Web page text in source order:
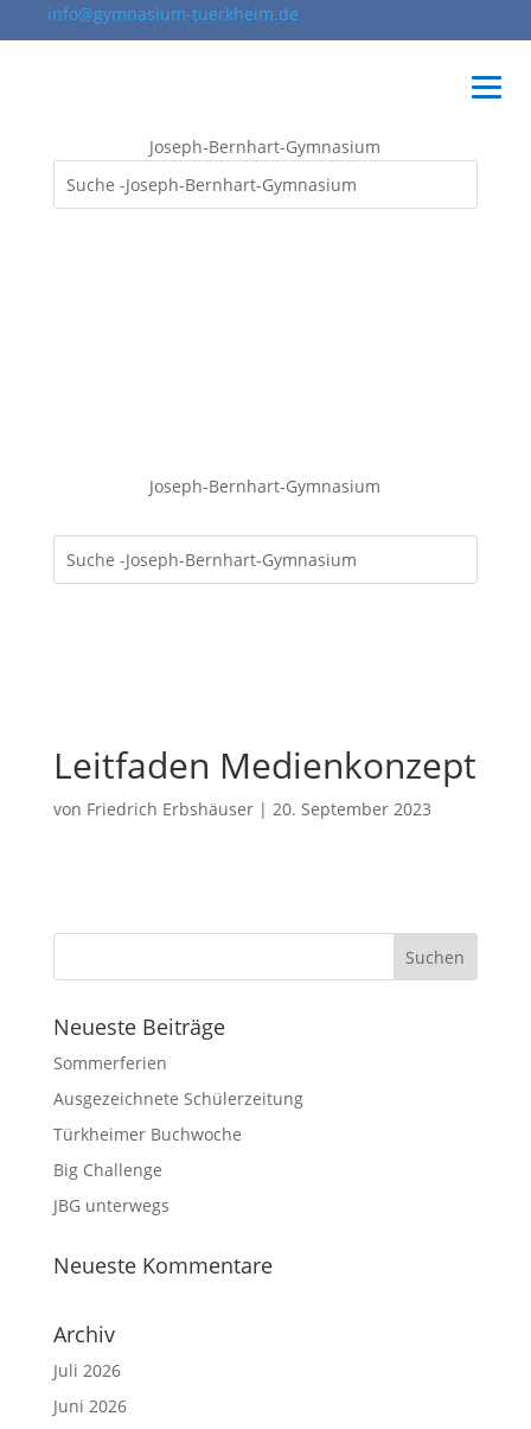
info@gymnasium-tuerkheim.de
Joseph-Bernhart-Gymnasium
Joseph-Bernhart-Gymnasium
Leitfaden Medienkonzept
von Friedrich Erbshäuser| 20. September 2023
Neueste Beiträge
Sommerferien
Ausgezeichnete Schülerzeitung
Türkheimer Buchwoche
Big Challenge
JBG unterwegs
Neueste Kommentare
Archiv
Juli 2026
Juni 2026